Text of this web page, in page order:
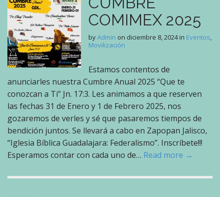
COMIMEX 2025
byAdmin on diciembre 8, 2024in Eventos,
Movilización
Estamos contentos de
anunciarles nuestra Cumbre Anual 2025 “Que te
conozcan a Ti” Jn. 17:3. Les animamos a que reserven
las fechas 31 de Enero y 1 de Febrero 2025, nos
gozaremos de verles y sé que pasaremos tiempos de
bendición juntos. Se llevará a cabo en Zapopan Jalisco,
“Iglesia Bíblica Guadalajara: Federalismo”. Inscríbete!!!
Esperamos contar con cada uno de… Read more →